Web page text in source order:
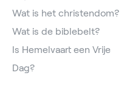
Wat is het christendom?
Wat is de biblebelt?
Is Hemelvaart een Vrije
Dag?